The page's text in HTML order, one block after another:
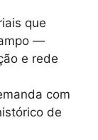
que
—
e rede
com
de